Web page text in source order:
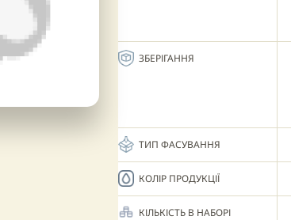
ЗБЕРІГАННЯ
ТИП ФАСУВАННЯ
КОЛІР ПРОДУКЦІЇ
КІЛЬКІСТЬ В НАБОРІ